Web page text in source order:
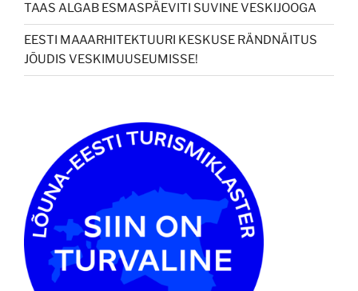
TAAS ALGAB ESMASPÄEVITI SUVINE VESKIJOOGA
EESTI MAAARHITEKTUURI KESKUSE RÄNDNÄITUS
JÕUDIS VESKIMUUSEUMISSE!